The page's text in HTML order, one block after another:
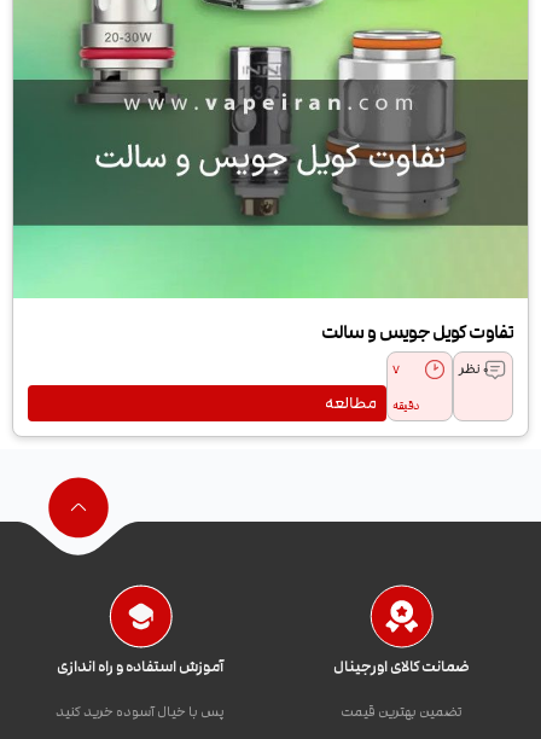
تفاوت کویل جویس و سالت
0 نظر 7
دقیقه مطالعه
ضمانت کالای اورجینال
تضمین بهترین قیمت
آموزش استفاده و راه اندازی
پس با خیال آسوده خرید کنید